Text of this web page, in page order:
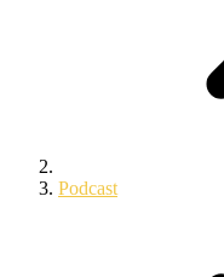
Podcast